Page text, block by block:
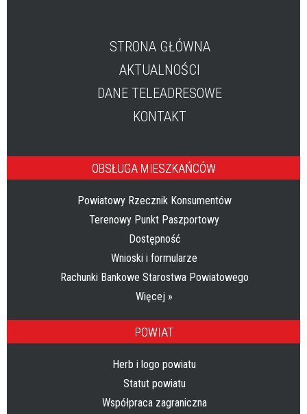
STRONA GŁÓWNA
AKTUALNOŚCI
DANE TELEADRESOWE
KONTAKT
OBSŁUGA MIESZKAŃCÓW
Powiatowy Rzecznik Konsumentów
Terenowy Punkt Paszportowy
Dostępność
Wnioski i formularze
Rachunki Bankowe Starostwa Powiatowego
Więcej »
POWIAT
Herb i logo powiatu
Statut powiatu
Współpraca zagraniczna